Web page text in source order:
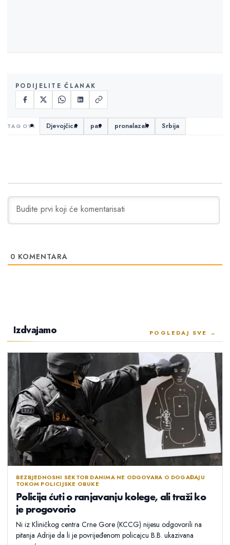
PODIJELITE ČLANAK
Djevojčica pas pronalazak Srbija
0 KOMENTARA
Izdvajamo POGLEDAJ SVE →
BEZBJEDNOSNI SEKTOR DANIMA NE ODGOVARA O DOGAĐAJU
TOKOM POLICIJSKE OBUKE
Policija ćuti o ranjavanju kolege, ali traži ko
je progovorio
Ni iz Kliničkog centra Crne Gore (KCCG) nijesu odgovorili na
pitanja Adrije da li je povrijeđenom policajcu B.B. ukazivana